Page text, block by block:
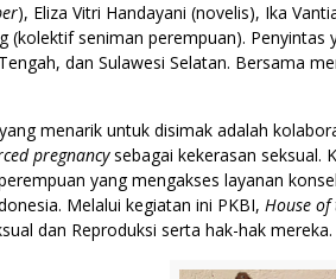
), Eliza Vitri Handayani (novelis), Ika
(kolektif seniman perempuan).
dan Sulawesi Selatan. Bersama
menarik untuk disimak adalah
pregnancysebagai kekerasan seksual.
yang mengakses layanan
Melalui kegiatan ini PKBI, House of
dan Reproduksi serta hak-hak mereka.